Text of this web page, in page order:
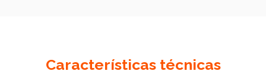
Características técnicas